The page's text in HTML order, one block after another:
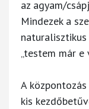
az agyam/
Mindezek a
„testem már
A
kis